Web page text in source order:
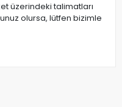
üzerindeki talimatları
olursa, lütfen bizimle